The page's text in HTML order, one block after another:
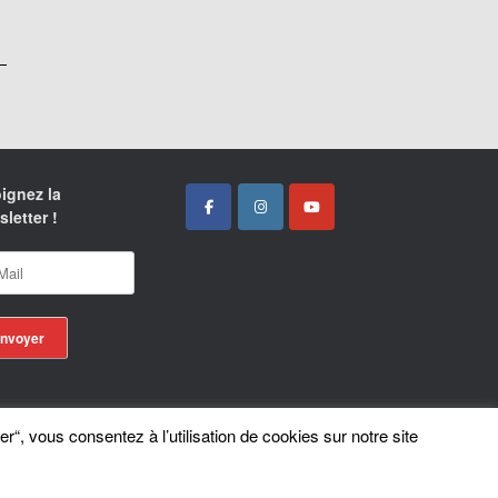
la
!
vous consentez à l’utilisation de cookies sur notre site